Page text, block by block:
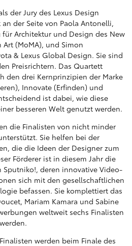
der Jury des Lexus Design
der Seite von Paola Antonelli,
Architektur und Design des New
Art (MoMA), und Simon
& Lexus Global Design. Sie sind
Preisrichtern. Das Quartett
den drei Kernprinzipien der Marke
Innovate (Erfinden) und
ist dabei, wie diese
besseren Welt genutzt werden.
die Finalisten von nicht minder
Sie helfen bei der
die die Ideen der Designer zum
Förderer ist in diesem Jahr die
deren innovative Video-
sich mit den gesellschaftlichen
befassen. Sie komplettiert das
Mariam Kamara und Sabine
weltweit sechs Finalisten
werden beim Finale des